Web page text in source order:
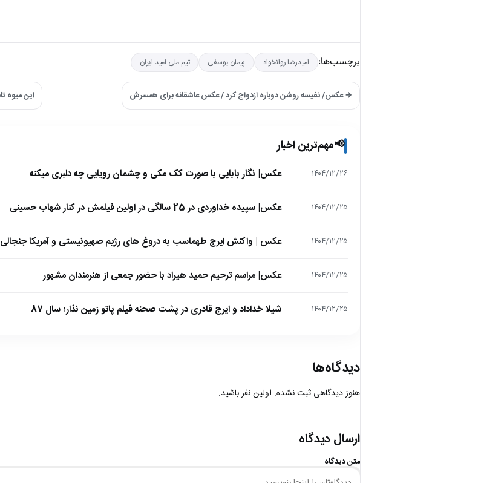
برچسب‌ها: امیدرضا روانخواه پیمان یوسفی تیم ملی امید ایران
→ عکس/ نفیسه روشن دوباره ازدواج کرد / عکس عاشقانه برای همسرش این میوه
📢مهم‌ترین اخبار
۱۴۰۴/۱۲/۲۶ عکس| نگار بابایی با صورت کک مکی و چشمان رویایی چه دلبری میکنه
۱۴۰۴/۱۲/۲۵ عکس| سپیده خداوردی در 25 سالگی در اولین فیلمش در کنار شهاب حسینی
۱۴۰۴/۱۲/۲۵ عکس | واکنش ایرج طهماسب به دروغ های رژیم صهیونیستی و آمریکا
۱۴۰۴/۱۲/۲۵ عکس| مراسم ترحیم حمید هیراد با حضور جمعی از هنرمندان مشهور
۱۴۰۴/۱۲/۲۵ شیلا خداداد و ایرج قادری در پشت صحنه فیلم پاتو زمین نذار؛ سال 87
دیدگاه‌ها
هنوز دیدگاهی ثبت نشده. اولین نفر باشید.
ارسال دیدگاه
متن دیدگاه